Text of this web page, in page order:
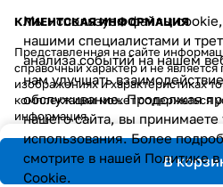
В
Мы используем файлы cookie,
нашими специалистами и
анализа событий на нашем
нам улучшать
обслуживание. Продолжая
нашего сайта, вы принимаете
использования. Более
смотрите в нашей Политике
Cookie.
КЛИЕНТСКАЯ ИНФОРМАЦИЯ
Представленная на сайте
справочный характер и не
изображениях и характеристиках
комплектации может содержаться
информация.